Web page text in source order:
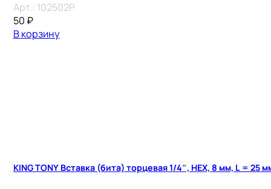
Арт.: 102502P
50 ₽
В корзину
KING TONY Вставка (бита) торцевая 1/4″, HEX, 8 мм, L = 25